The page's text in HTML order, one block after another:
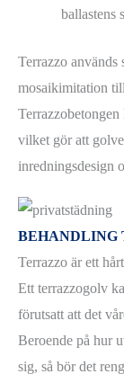
ballastens
Terrazzo
mosaikimitation
vilket gör att
inredningsdesign
BEHANDLING
Terrazzo är ett
Ett terrazzogolv
förutsatt att det
Beroende på hur
sig, så bör det